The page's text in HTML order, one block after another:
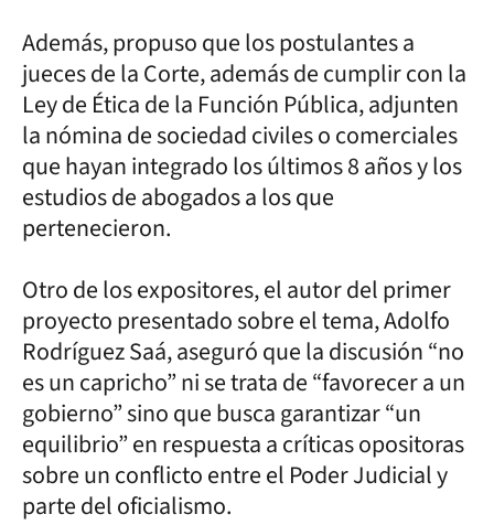
Además, propuso que los postulantes a
jueces de la Corte, además de cumplir con la
Ley de Ética de la Función Pública, adjunten
la nómina de sociedad civiles o comerciales
que hayan integrado los últimos 8 años y los
estudios de abogados a los que
pertenecieron.
Otro de los expositores, el autor del primer
proyecto presentado sobre el tema, Adolfo
Rodríguez Saá, aseguró que la discusión “no
es un capricho” ni se trata de “favorecer a un
gobierno” sino que busca garantizar “un
equilibrio” en respuesta a críticas opositoras
sobre un conflicto entre el Poder Judicial y
parte del oficialismo.